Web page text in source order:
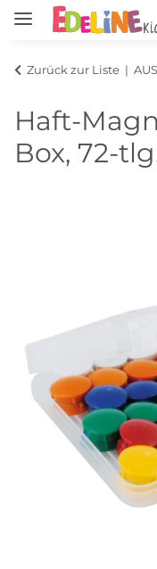
Zurück zur Liste
Haft-
Box, 72-